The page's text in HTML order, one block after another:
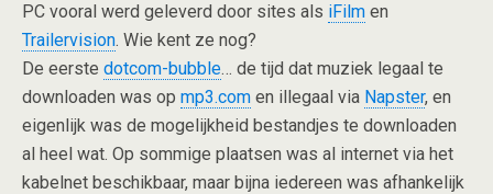
PC vooral werd geleverd door sites als iFilm en
Trailervision. Wie kent ze nog?
De eerste dotcom-bubble… de tijd dat muziek legaal te
downloaden was op mp3.com en illegaal via Napster, en
eigenlijk was de mogelijkheid bestandjes te downloaden
al heel wat. Op sommige plaatsen was al internet via het
kabelnet beschikbaar, maar bijna iedereen was afhankelijk